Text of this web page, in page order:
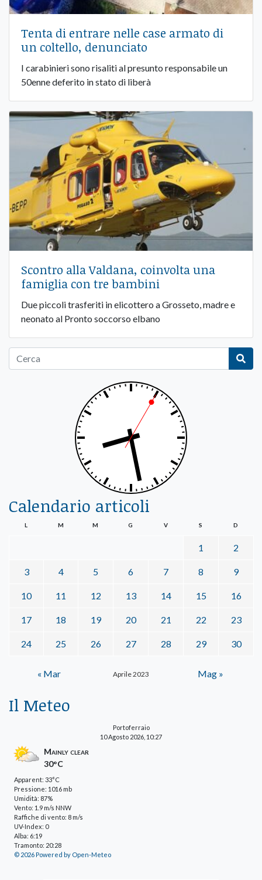
Tenta di entrare nelle case armato di
un coltello, denunciato
I carabinieri sono risaliti al presunto responsabile un
50enne deferito in stato di liberà
Scontro alla Valdana, coinvolta una
famiglia con tre bambini
Due piccoli trasferiti in elicottero a Grosseto, madre e
neonato al Pronto soccorso elbano
Calendario articoli
Aprile 2023
L M M G V S D
1 2
3 4 5 6 7 8 9
10 11 12 13 14 15 16
17 18 19 20 21 22 23
24 25 26 27 28 29 30
« Mar Mag »
Il Meteo
Portoferraio
10 Agosto 2026, 10:27
Mainly clear
30°C
Apparent: 33°C
Pressione: 1016 mb
Umidità: 87%
Vento: 1.9 m/s NNW
Raffiche di vento: 8 m/s
UV-Index: 0
Alba: 6:19
Tramonto: 20:28
© 2026 Powered by Open-Meteo